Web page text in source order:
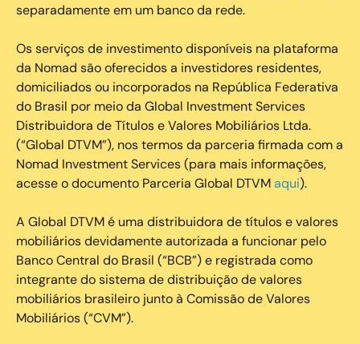
separadamente em um banco da rede.
Os serviços de investimento disponíveis na plataforma
da Nomad são oferecidos a investidores residentes,
domiciliados ou incorporados na República Federativa
do Brasil por meio da Global Investment Services
Distribuidora de Títulos e Valores Mobiliários Ltda.
(“Global DTVM”), nos termos da parceria firmada com a
Nomad Investment Services (para mais informações,
acesse o documento Parceria Global DTVMaqui).
A Global DTVM é uma distribuidora de títulos e valores
mobiliários devidamente autorizada a funcionar pelo
Banco Central do Brasil (“BCB”) e registrada como
integrante do sistema de distribuição de valores
mobiliários brasileiro junto à Comissão de Valores
Mobiliários (“CVM”).